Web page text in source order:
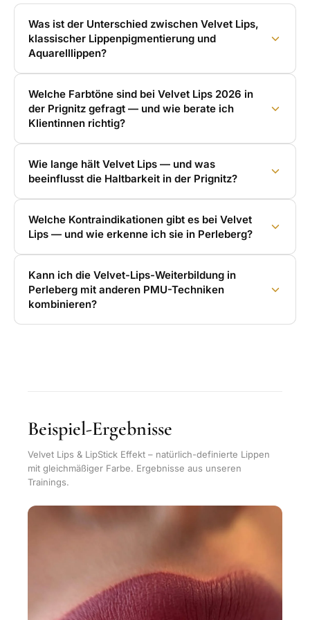
Was ist der Unterschied zwischen Velvet Lips,
klassischer Lippenpigmentierung und
Aquarelllippen?
Welche Farbtöne sind bei Velvet Lips 2026 in
der Prignitz gefragt — und wie berate ich
Klientinnen richtig?
Wie lange hält Velvet Lips — und was
beeinflusst die Haltbarkeit in der Prignitz?
Welche Kontraindikationen gibt es bei Velvet
Lips — und wie erkenne ich sie in Perleberg?
Kann ich die Velvet-Lips-Weiterbildung in
Perleberg mit anderen PMU-Techniken
kombinieren?
Beispiel-Ergebnisse
Velvet Lips & LipStick Effekt – natürlich-definierte Lippen
mit gleichmäßiger Farbe. Ergebnisse aus unseren
Trainings.